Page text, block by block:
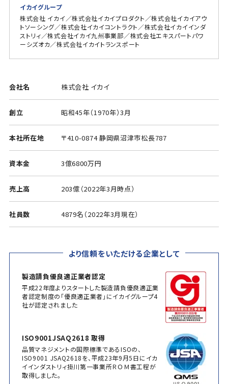
イカイグループ
株式会社 イカイ／株式会社イカイプロダクト／株式会社イカイアウ
トソーシング／株式会社イカイコントラクト／株式会社イカイインダ
ストリィ／株式会社イカイ九州事業部／株式会社エキスパートパワ
ーシズオカ／株式会社イカイトランスポート
会社名 株式会社 イカイ
創立 昭和45年（1970年）3月
本社所在地 〒410-0874 静岡県沼津市松長787
資本金 3億6800万円
売上高 203億（2022年3月時点）
社員数 4879名（2022年3月現在）
より信頼をいただける企業として
製造請負優良適正業者認定
平成22年度よりスタートした製造請負優良適正業
者認定制度の「優良適正業者」にイカイグループ4
社が認定されました
ISO9001JSAQ2618 取得
品質マネジメントの国際標準であるISOの、
ISO9001 JSAQ2618を、平成23年9月5日にイカ
イインダストリィ掛川第一事業所ＲＯＭ書工程が
取得しました。